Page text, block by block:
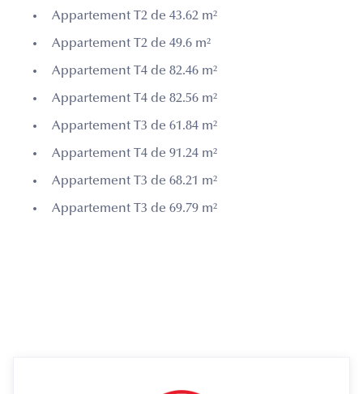
Appartement T2 de 43.62 m²
Appartement T2 de 49.6 m²
Appartement T4 de 82.46 m²
Appartement T4 de 82.56 m²
Appartement T3 de 61.84 m²
Appartement T4 de 91.24 m²
Appartement T3 de 68.21 m²
Appartement T3 de 69.79 m²